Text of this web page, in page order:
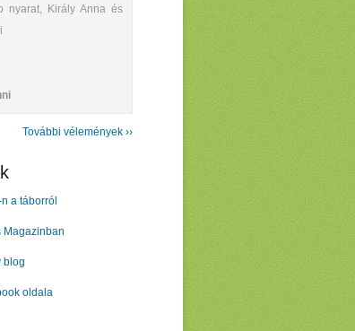
nyarat, Király Anna és
További vélemények ››
a táborról
Magazinban
blog
oldala